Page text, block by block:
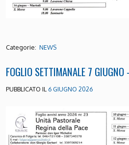
Categorie: NEWS
FOGLIO SETTIMANALE 7
PUBBLICATO IL 6 GIUGNO 2026